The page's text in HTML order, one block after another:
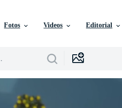
Fotos Videos Editorial